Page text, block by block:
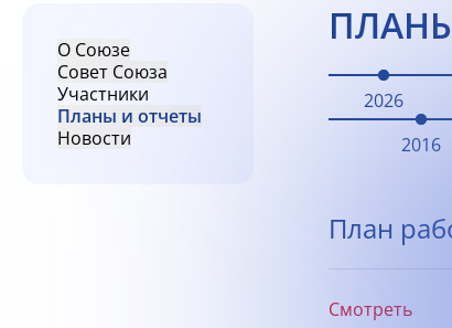
О Союзе
Совет Союза
Участники
Планы и отчеты
Новости
2026
2016
План
Смотреть